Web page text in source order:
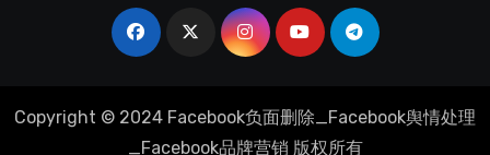
Copyright © 2024 Facebook负面删除_Facebook舆情处理
_Facebook品牌营销 版权所有